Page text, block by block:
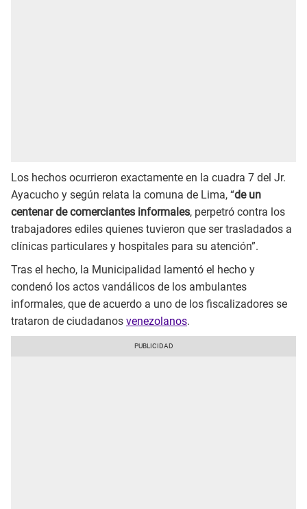
Los hechos ocurrieron exactamente en la cuadra 7 del Jr.
Ayacucho y según relata la comuna de Lima, “de un
centenar de comerciantes informales, perpetró contra los
trabajadores ediles quienes tuvieron que ser trasladados a
clínicas particulares y hospitales para su atención”.
Tras el hecho, la Municipalidad lamentó el hecho y
condenó los actos vandálicos de los ambulantes
informales, que de acuerdo a uno de los fiscalizadores se
trataron de ciudadanos venezolanos.